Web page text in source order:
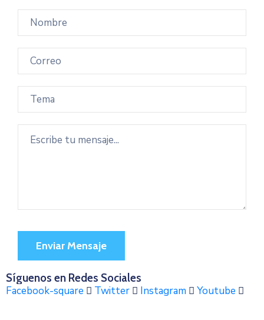
Síguenos en Redes Sociales
Facebook-square
Twitter Instagram Youtube